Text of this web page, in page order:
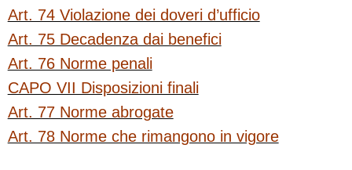
Art. 74 Violazione dei doveri d’ufficio
Art. 75 Decadenza dai benefici
Art. 76 Norme penali
CAPO VII Disposizioni finali
Art. 77 Norme abrogate
Art. 78 Norme che rimangono in vigore